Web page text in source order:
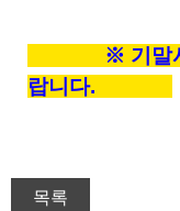
※ 기말
랍니다.